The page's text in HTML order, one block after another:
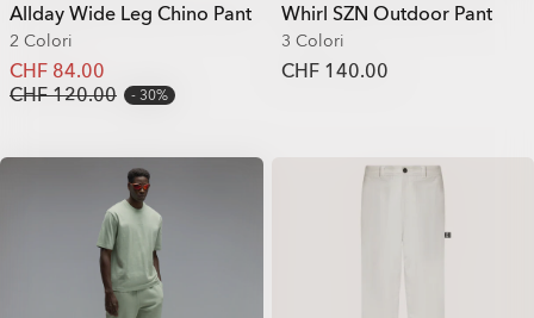
Allday Wide Leg Chino Pant
2 Colori
CHF 84.00
CHF 120.00
30%
Whirl SZN Outdoor Pant
3 Colori
CHF 140.00